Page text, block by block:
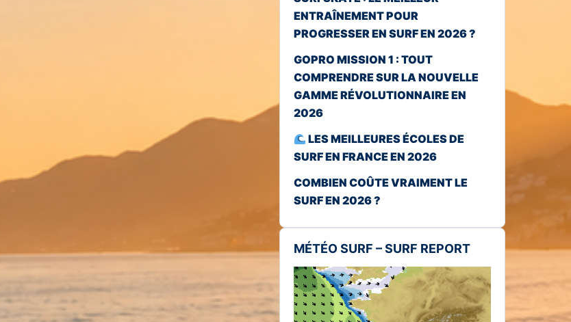
ENTRAÎNEMENT POUR
PROGRESSER EN SURF EN 2026 ?
GOPRO MISSION 1 : TOUT
COMPRENDRE SUR LA NOUVELLE
GAMME RÉVOLUTIONNAIRE EN
2026
LES MEILLEURES ÉCOLES DE
SURF EN FRANCE EN 2026
COMBIEN COÛTE VRAIMENT LE
SURF EN 2026 ?
MÉTÉO SURF – SURF REPORT